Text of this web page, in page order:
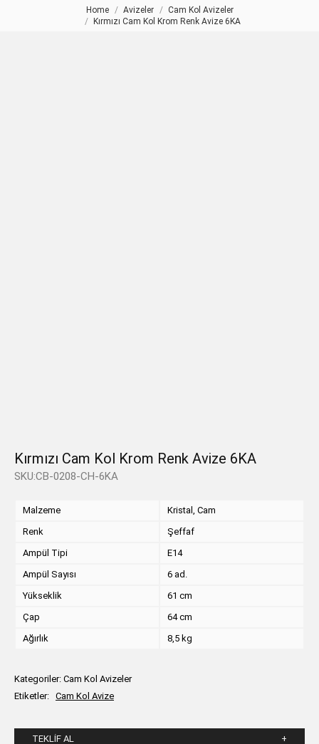
Home Avizeler
Cam Kol Avizeler
Kırmızı Cam Kol Krom Renk Avize 6KA
Kırmızı Cam Kol Krom Renk Avize 6KA
SKU:CB-0208-CH-6KA
Malzeme
Kristal, Cam
Renk
Şeffaf
Ampül Tipi
E14
Ampül Sayısı
6 ad.
Yükseklik
61 cm
Çap
64 cm
Ağırlık
8,5 kg
Kategoriler: Cam Kol Avizeler
Etiketler: Cam Kol Avize
TEKLIF AL